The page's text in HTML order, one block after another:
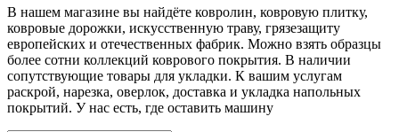
В нашем магазине вы найдёте ковролин, ковровую плитку,
ковровые дорожки, искусственную траву, грязезащиту
европейских и отечественных фабрик. Можно взять образцы
более сотни коллекций коврового покрытия. В наличии
сопутствующие товары для укладки. К вашим услугам
раскрой, нарезка, оверлок, доставка и укладка напольных
покрытий. У нас есть, где оставить машину